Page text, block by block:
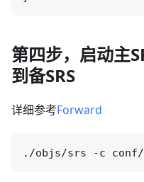
第四步，启动主
到备SRS
详细参考Forward